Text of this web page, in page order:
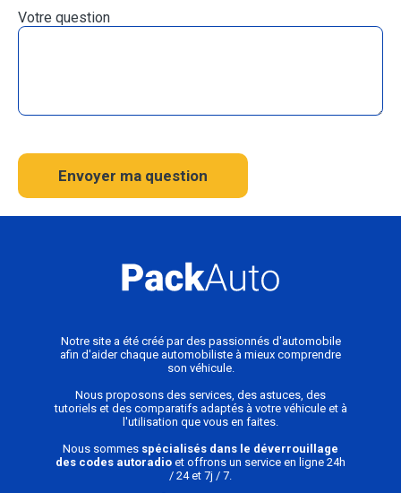
Votre question
Envoyer ma question
Notre site a été créé par des passionnés d'automobile
afin d'aider chaque automobiliste à mieux comprendre
son véhicule.
Nous proposons des services, des astuces, des
tutoriels et des comparatifs adaptés à votre véhicule et à
l'utilisation que vous en faites.
Nous sommes spécialisés dans le déverrouillage
des codes autoradio et offrons un service en ligne 24h
/ 24 et 7j / 7.